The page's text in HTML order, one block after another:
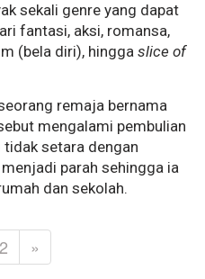
sekali genre yang dapat
fantasi, aksi, romansa,
(bela diri), hingga slice of
remaja bernama
mengalami pembulian
tidak setara dengan
parah sehingga ia
dan sekolah.
2 »